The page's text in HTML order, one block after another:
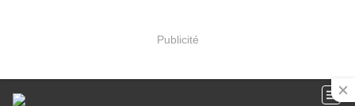
Publicité